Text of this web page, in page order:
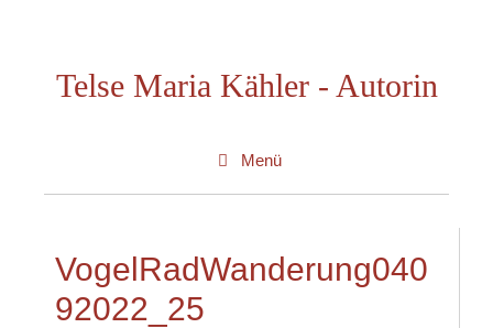
springenTelse Maria Kähler - Autorin
Menü
VogelRadWanderung040
92022_25